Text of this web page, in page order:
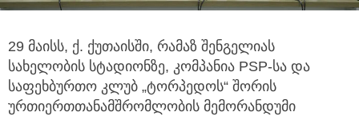
29 მაისს, ქ. ქუთაისში, რამაზ შენგელიას
სახელობის სტადიონზე, კომპანია PSP-სა და
საფეხბურთო კლუბ „ტორპედოს“ შორის
ურთიერთთანამშრომლობის მემორანდუმი